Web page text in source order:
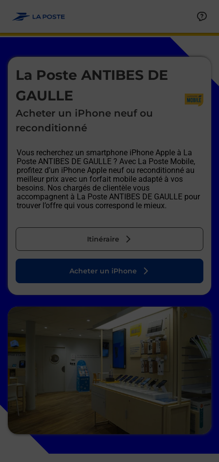
La Poste ANTIBES DE
GAULLE
Acheter un iPhone neuf ou
reconditionné
Vous recherchez un smartphone iPhone Apple à La
Poste ANTIBES DE GAULLE ? Avec La Poste Mobile,
profitez d’un iPhone Apple neuf ou reconditionné au
meilleur prix avec un forfait mobile adapté à vos
besoins. Nos chargés de clientèle vous
accompagnent à La Poste ANTIBES DE GAULLE pour
trouver l’offre qui vous correspond le mieux.
Itinéraire
Le lien s'ouvre dans un nouvel onglet
Acheter un iPhone